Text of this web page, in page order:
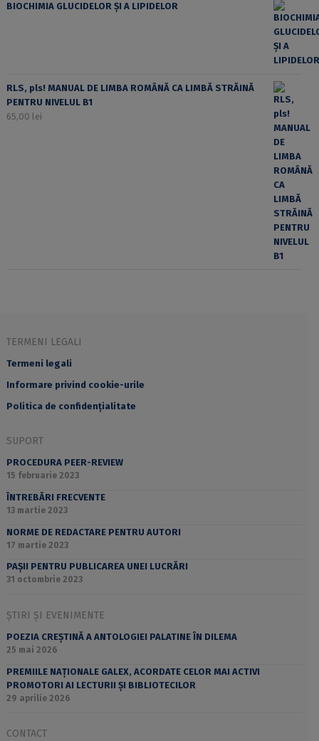
BIOCHIMIA GLUCIDELOR ȘI A LIPIDELOR
RLS, pls! MANUAL DE LIMBA ROMÂNĂ CA LIMBĂ STRĂINĂ
PENTRU NIVELUL B1
65,00 lei
TERMENI LEGALI
Termeni legali
Informare privind cookie-urile
Politica de confidențialitate
SUPORT
PROCEDURA PEER-REVIEW
15 februarie 2023
ÎNTREBĂRI FRECVENTE
13 martie 2023
NORME DE REDACTARE PENTRU AUTORI
17 martie 2023
PAȘII PENTRU PUBLICAREA UNEI LUCRĂRI
31 octombrie 2023
ȘTIRI ȘI EVENIMENTE
POEZIA CREȘTINĂ A ANTOLOGIEI PALATINE ÎN DILEMA
25 mai 2026
PREMIILE NAȚIONALE GALEX, ACORDATE CELOR MAI ACTIVI
PROMOTORI AI LECTURII ȘI BIBLIOTECILOR
29 aprilie 2026
CONTACT